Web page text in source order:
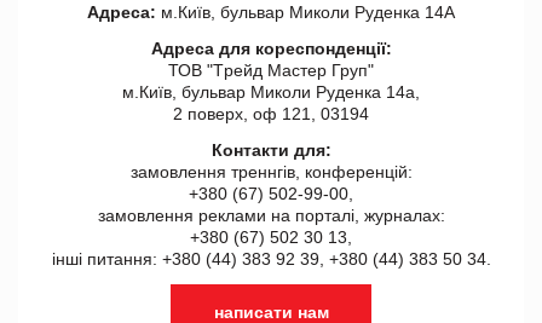
Адреса: м.Київ, бульвар Миколи Руденка 14А
Адреса для кореспонденції:
ТОВ "Tрейд Мастер Груп"
м.Київ, бульвар Миколи Руденка 14а,
2 поверх, оф 121, 03194
Контакти для:
замовлення треннгів, конференцій:
+380 (67) 502-99-00,
замовлення реклами на порталі, журналах:
+380 (67) 502 30 13,
інші питання: +380 (44) 383 92 39, +380 (44) 383 50 34.
написати нам